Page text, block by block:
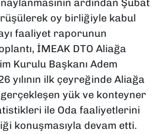
ardından Şubat
oy birliğiyle kabul
faaliyet raporunun
İMEAK DTO Aliağa
Kurulu Başkanı Adem
yılının ilk çeyreğinde Aliağa
yük ve konteyner
ile Oda faaliyetlerini
konuşmasıyla devam etti.